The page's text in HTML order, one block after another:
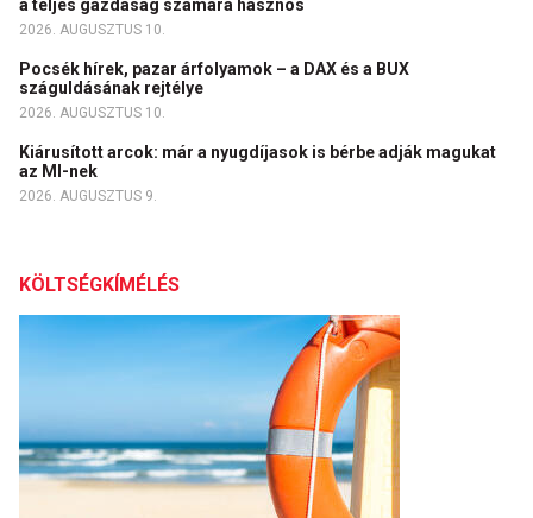
a teljes gazdaság számára hasznos
2026. AUGUSZTUS 10.
Pocsék hírek, pazar árfolyamok – a DAX és a BUX
száguldásának rejtélye
2026. AUGUSZTUS 10.
Kiárusított arcok: már a nyugdíjasok is bérbe adják magukat
az MI-nek
2026. AUGUSZTUS 9.
KÖLTSÉGKÍMÉLÉS